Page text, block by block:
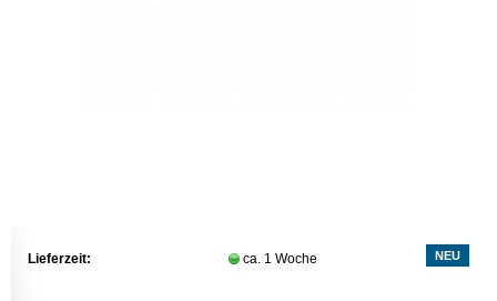
NEU
Lieferzeit: ca. 1 Woche